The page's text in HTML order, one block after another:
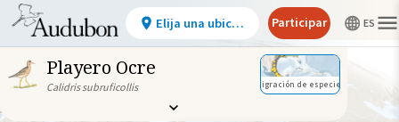
Playero Ocre
Calidris subruficollis Migración de especies
Elija una ubicación Participar